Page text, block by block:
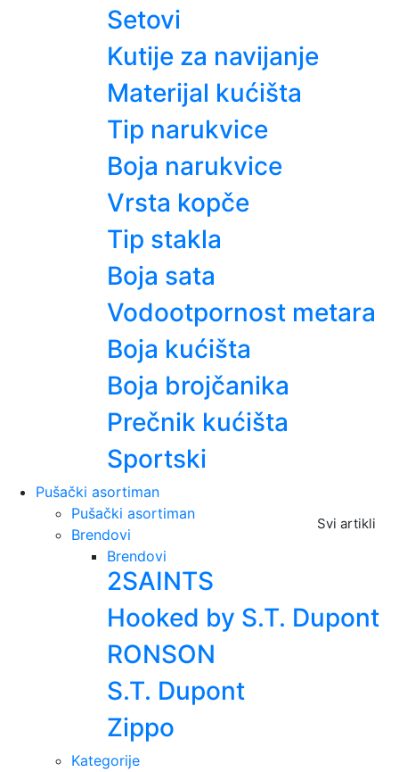
Setovi
Kutije za navijanje
Materijal kućišta
Tip narukvice
Boja narukvice
Vrsta kopče
Tip stakla
Boja sata
Vodootpornost metara
Boja kućišta
Boja brojčanika
Prečnik kućišta
Sportski
Pušački asortiman
Svi artikli
Pušački asortiman
Brendovi
Brendovi
2SAINTS
Hooked by S.T. Dupont
RONSON
S.T. Dupont
Zippo
Kategorije